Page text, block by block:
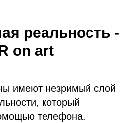
реальность -
on art
имеют незримый слой
который
телефона.